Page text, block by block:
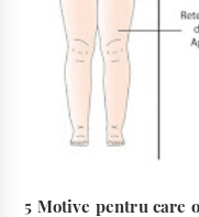
5 Motive pentru care